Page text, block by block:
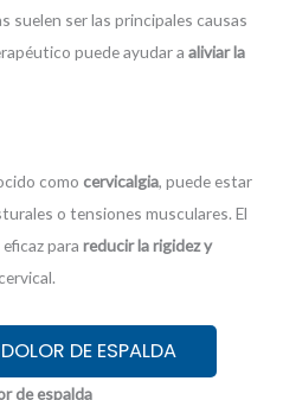
suelen ser las principales causas
puede ayudar a aliviar la
como cervicalgia, puede estar
o tensiones musculares. El
parareducir la rigidez y
DE ESPALDA
de espalda